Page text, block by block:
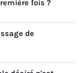
fois ?
de